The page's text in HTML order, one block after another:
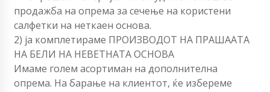
продажба на опрема за сечење на користени
салфетки на неткаен основа.
2) ја комплетираме ПРОИЗВОДОТ НА ПРАШААТА
НА БЕЛИ НА НЕВЕТНАТА ОСНОВА
Имаме голем асортиман на дополнителна
опрема. На барање на клиентот, ќе избереме